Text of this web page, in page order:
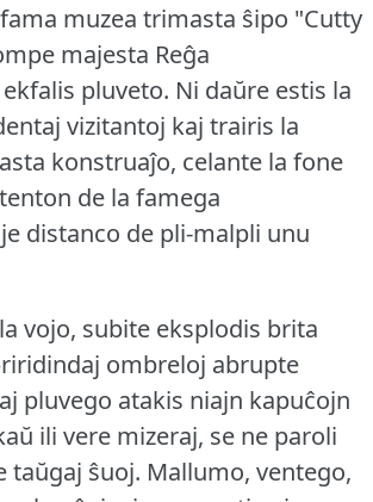
muzea trimasta ŝipo "Cutty
majesta Reĝa
pluveto. Ni daŭre estis la
vizitantoj kaj trairis la
konstruaĵo, celante la fone
de la famega
distanco de pli-malpli unu
vojo, subite eksplodis brita
ombreloj abrupte
pluvego atakis niajn kapuĉojn
ili vere mizeraj, se ne paroli
taŭgaj ŝuoj. Mallumo, ventego,